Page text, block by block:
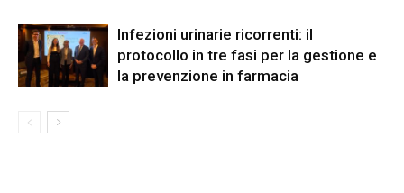
Infezioni urinarie ricorrenti: il
protocollo in tre fasi per la gestione e
la prevenzione in farmacia